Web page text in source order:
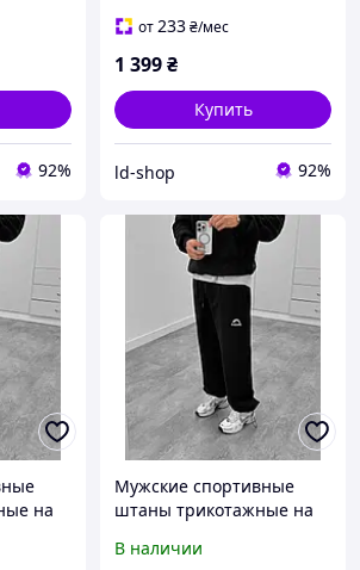
92%
от233₴/мес
1 399₴
Купить
ld-shop 92%
на
Мужские спортивные
штаны трикотажные на
В наличии